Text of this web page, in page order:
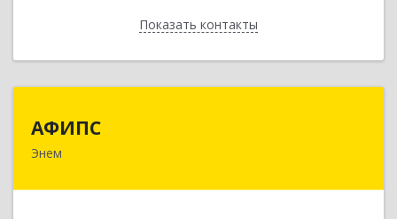
Показать контакты
Назад
АФИПС
Энем
385132, Адыгея Респ, Тахтамукайский р-н, Энем